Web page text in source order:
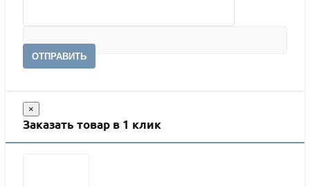
ОТПРАВИТЬ
×
Заказать товар в 1 клик